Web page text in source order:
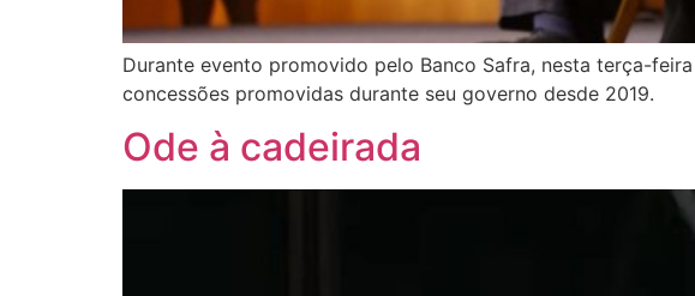
Durante evento promovido pelo Banco Safra, nesta terça-
concessões promovidas durante seu governo desde 2019.
Ode à cadeirada